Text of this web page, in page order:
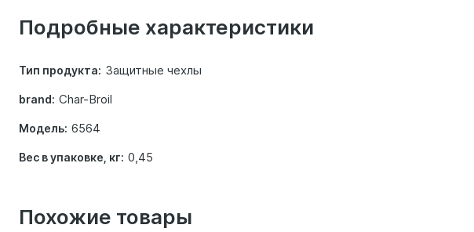
товаре
Подробные характеристики
Тип продукта: Защитные чехлы
brand: Char-Broil
Модель: 6564
Вес в упаковке, кг: 0,45
Похожие товары